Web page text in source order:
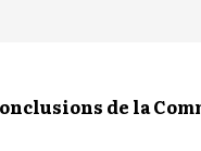
de la